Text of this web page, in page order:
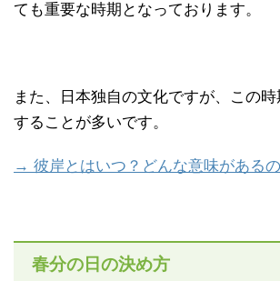
ても重要な時期となっております。
また、日本独自の文化ですが、この
することが多いです。
→ 彼岸とはいつ？どんな意味があるの
春分の日の決め方